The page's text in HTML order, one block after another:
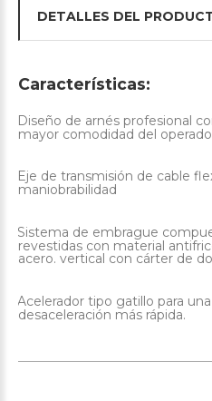
DETALLES DEL
Características:
Diseño de arnés profesional
mayor comodidad del
Eje de transmisión de cable
maniobrabilidad
Sistema de embrague
revestidas con material
acero. vertical con cárter de
Acelerador tipo gatillo para
desaceleración más rápida.